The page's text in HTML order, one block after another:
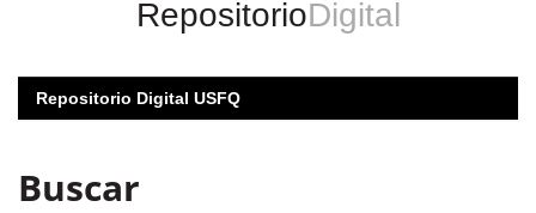
RepositorioDigital
Repositorio Digital USFQ
Buscar